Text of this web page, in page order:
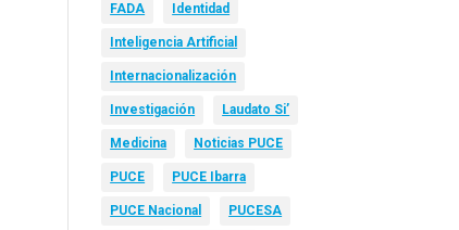
FADA Identidad
Inteligencia Artificial
Internacionalización
Investigación Laudato Si’
Medicina Noticias PUCE
PUCE PUCE Ibarra
PUCE Nacional PUCESA